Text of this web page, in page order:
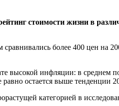
стоимости жизни в
более 400 цен на
высокой инфляции: в среднем
остается выше тенденции
категорией в